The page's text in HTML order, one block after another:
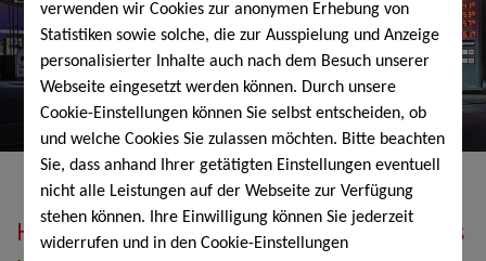
verwenden wir Cookies zur anonymen Erhebung von
Statistiken sowie solche, die zur Ausspielung und Anzeige
personalisierter Inhalte auch nach dem Besuch unserer
Webseite eingesetzt werden können. Durch unsere
Cookie-Einstellungen können Sie selbst entscheiden, ob
und welche Cookies Sie zulassen möchten. Bitte beachten
Sie, dass anhand Ihrer getätigten Einstellungen eventuell
nicht alle Leistungen auf der Webseite zur Verfügung
stehen können. Ihre Einwilligung können Sie jederzeit
widerrufen und in den Cookie-Einstellungen
Heizöl, Diesel, Schmierstoffe, Holzpellets